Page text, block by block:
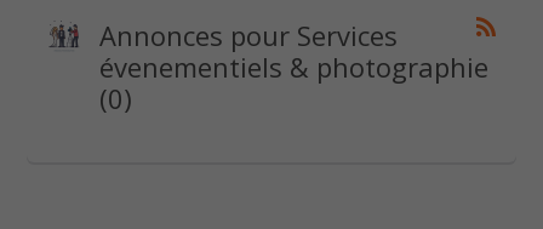
Annonces pour Services
évenementiels & photographie
(0)